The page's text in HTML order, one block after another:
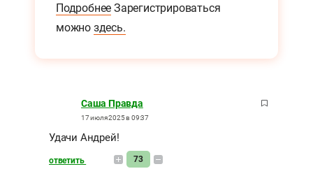
Подробнее Зарегистрироваться
можно здесь.
Саша Правда
17 июля 2025 в 09:37
Удачи Андрей!
ответить 73